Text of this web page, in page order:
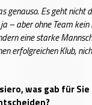
genauso. Es geht
– aber ohne Team
eine starke
erfolgreichen Klub,
was gab für